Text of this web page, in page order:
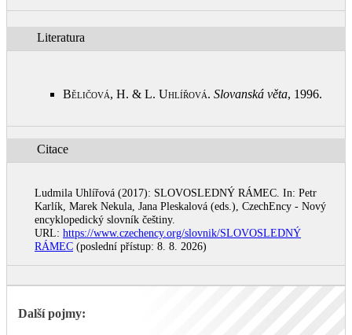
Literatura
Běličová, H. & L. Uhlířová. Slovanská věta, 1996.
Citace
Ludmila Uhlířová (2017): SLOVOSLEDNÝ RÁMEC. In: Petr
Karlík, Marek Nekula, Jana Pleskalová (eds.), CzechEncy - Nový
encyklopedický slovník češtiny.
URL: https://www.czechency.org/slovnik/SLOVOSLEDNÝ
RÁMEC (poslední přístup: 8. 8. 2026)
Další pojmy: